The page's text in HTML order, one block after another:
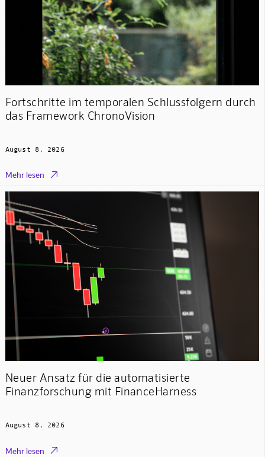
Fortschritte im temporalen Schlussfolgern durch
das Framework ChronoVision
August 8, 2026
Mehr lesen 
Neuer Ansatz für die automatisierte
Finanzforschung mit FinanceHarness
August 8, 2026
Mehr lesen 